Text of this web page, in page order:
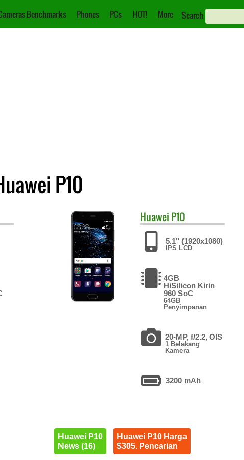
Benchmarks Phones PCs HOT! More Search
P10
Huawei P10
5.1" (1920x1080)
IPS LCD
4GB
HiSilicon Kirin
960 SoC
64GB
Penyimpanan
20-MP, f/2.2, OIS
1 Belakang
Kamera
3200 mAh
Huawei P10
News (16)
Huawei P10 Harga
$305. Pencarian